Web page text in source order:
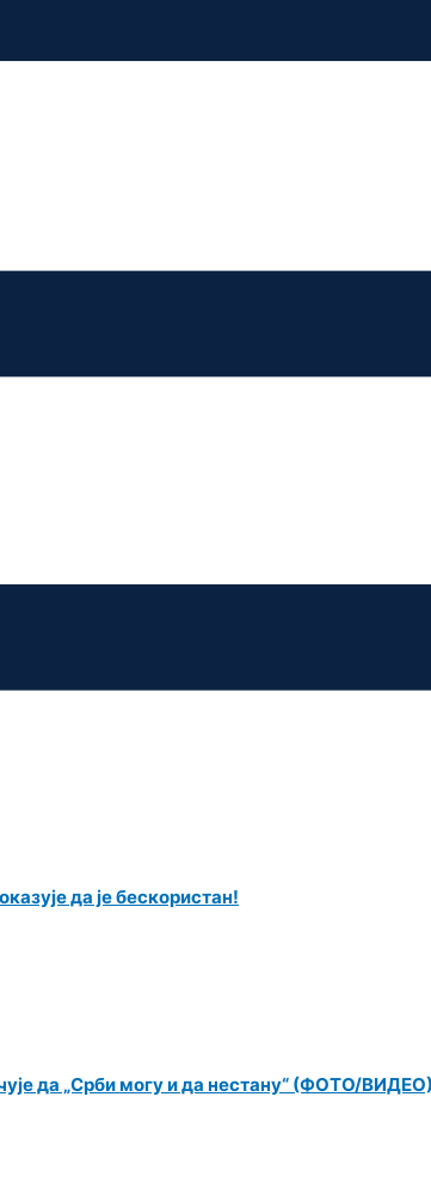
да је бескористан!
да „Срби могу и да нестану“ (ФОТО/